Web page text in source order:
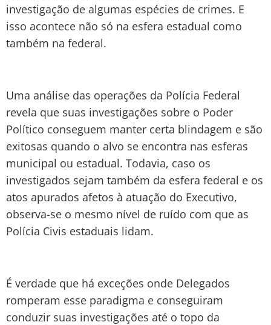
investigação de algumas espécies de crimes. E
isso acontece não só na esfera estadual como
também na federal.
Uma análise das operações da Polícia Federal
revela que suas investigações sobre o Poder
Político conseguem manter certa blindagem e são
exitosas quando o alvo se encontra nas esferas
municipal ou estadual. Todavia, caso os
investigados sejam também da esfera federal e os
atos apurados afetos à atuação do Executivo,
observa-se o mesmo nível de ruído com que as
Polícia Civis estaduais lidam.
É verdade que há exceções onde Delegados
romperam esse paradigma e conseguiram
conduzir suas investigações até o topo da